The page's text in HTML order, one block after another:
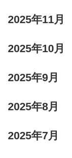
2025年11月
2025年10月
2025年9月
2025年8月
2025年7月